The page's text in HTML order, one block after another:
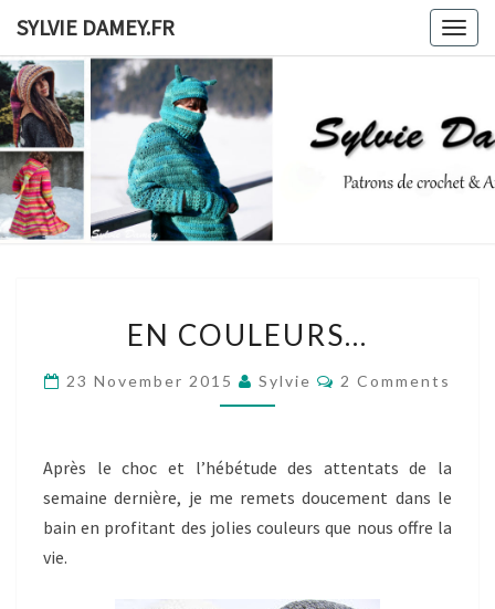
content
SYLVIE DAMEY.FR
SYLVIE
De
Crochet
Ateliers
COULEURS…
EN COULEURS…
23 November 2015 Sylvie Comments
2 Comments
Après le choc et l’hébétude des attentats de la
semaine dernière, je me remets doucement dans le
bain en profitant des jolies couleurs que nous offre la
vie.